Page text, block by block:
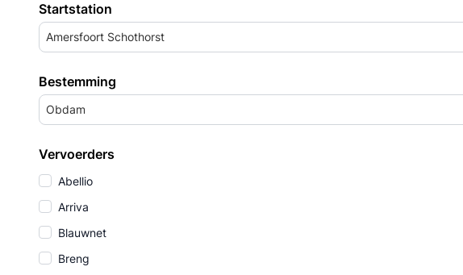
Startstation
Amersfoort Schothorst
Bestemming
Obdam
Vervoerders
Abellio
Arriva
Blauwnet
Breng